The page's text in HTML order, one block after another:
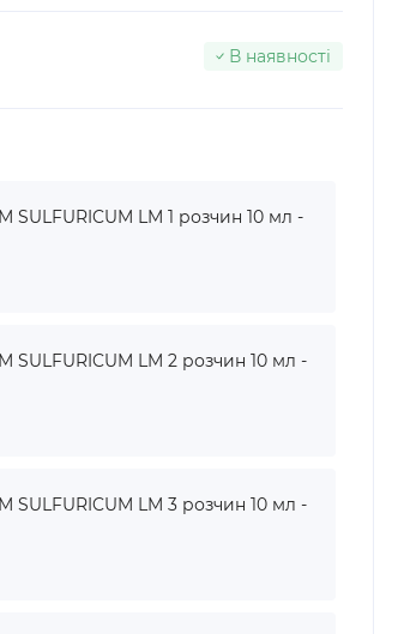
В наявності
LM 1 розчин 10 мл -
LM 2 розчин 10 мл -
LM 3 розчин 10 мл -